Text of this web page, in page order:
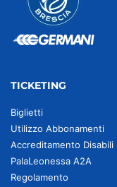
TICKETING
Biglietti
Utilizzo Abbonamenti
Accreditamento Disabili
PalaLeonessa A2A
Regolamento